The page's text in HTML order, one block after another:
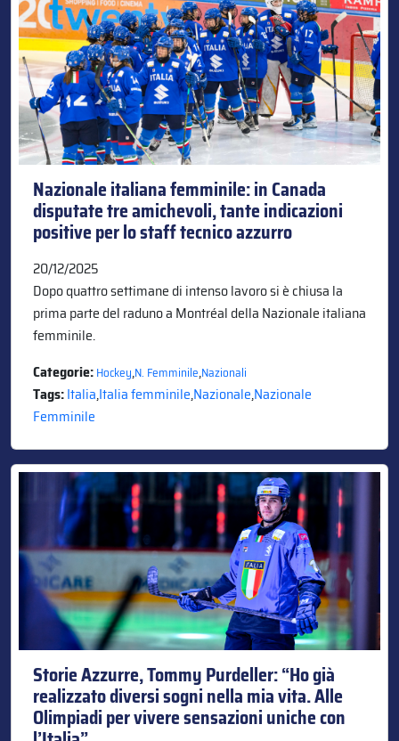
Nazionale italiana femminile: in Canada
disputate tre amichevoli, tante indicazioni
positive per lo staff tecnico azzurro
20/12/2025
Dopo quattro settimane di intenso lavoro si è chiusa la
prima parte del raduno a Montréal della Nazionale italiana
femminile.
Categorie:Hockey,N. Femminile,Nazionali
Tags:Italia,Italia femminile,Nazionale,Nazionale
Femminile
Storie Azzurre, Tommy Purdeller: “Ho già
realizzato diversi sogni nella mia vita. Alle
Olimpiadi per vivere sensazioni uniche con